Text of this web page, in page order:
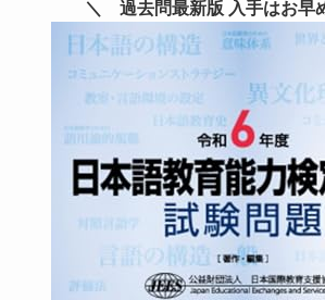
＼ 過去問最新版 入手はお